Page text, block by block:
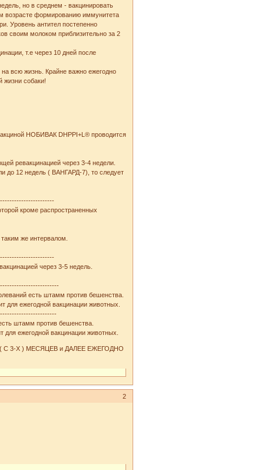
но в среднем - вакцинировать
возрасте формированию иммунитета
Уровень антител постепенно
своим молоком приблизительно за 2
т.е через 10 дней после
всю жизнь. Крайне важно ежегодно
жизни собаки!
НОБИВАК DHPPI+L® проводится
ревакцинацией через 3-4 недели.
до 12 недель ( ВАНГАРД-7), то следует
кроме распространенных
же интервалом.
через 3-5 недель.
есть штамм против бешенства.
для ежегодной вакцинации животных.
штамм против бешенства.
для ежегодной вакцинации животных.
3-Х ) МЕСЯЦЕВ и ДАЛЕЕ ЕЖЕГОДНО
2